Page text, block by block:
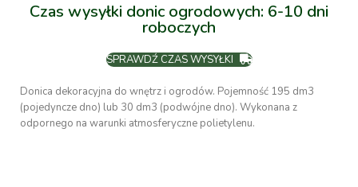
Czas wysyłki donic ogrodowych: 6-10 dni
roboczych
SPRAWDŹ CZAS WYSYŁKI
Donica dekoracyjna do wnętrz i ogrodów. Pojemność 195 dm3
(pojedyncze dno) lub 30 dm3 (podwójne dno). Wykonana z
odpornego na warunki atmosferyczne polietylenu.